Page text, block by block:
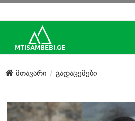
საიტის
მთავარი
ქართული
მთავარი გადაცემები